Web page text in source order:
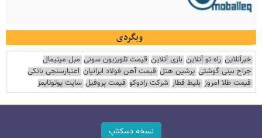
وبگردی
خبرآنلاین راه نو آنلاین بازی آنلاین قیمت تلویزیون سونی مبل مینیمال
جراح بینی گوشتی پرشین هتل قیمت آهن فولاد ایرانیان اعتبارسنجی بانکی
قیمت طلا امروز بلیط قطار شرکت رادوکو قیمت پروفیل سایت یوتوتایمز
نسخه دسکتاپ